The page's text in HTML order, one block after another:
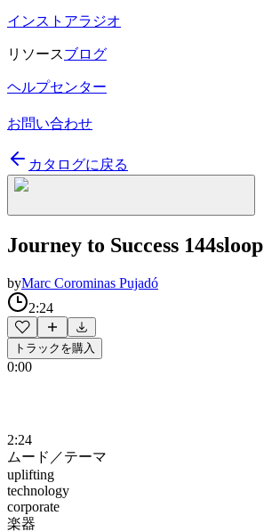
インストアラジオ
リソースブログ
ヘルプセンター
お問い合わせ
カタログに戻る
Journey to Success 144sloop
byMarc Corominas Pujadó
2:24
トラックを購入
0:00
2:24
ムード／テーマ
uplifting
technology
corporate
楽器